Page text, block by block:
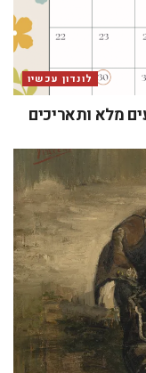
לונדון עכשיו